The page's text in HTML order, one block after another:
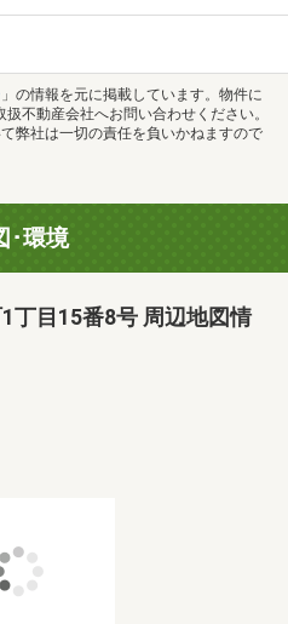
」の情報を元に掲載しています。物件に
不動産会社へお問い合わせください。
弊社は一切の責任を負いかねますので
･環境
丁目15番8号 周辺地図情